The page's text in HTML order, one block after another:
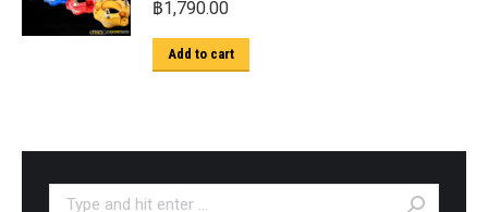
฿1,790.00
Add to cart
Search: